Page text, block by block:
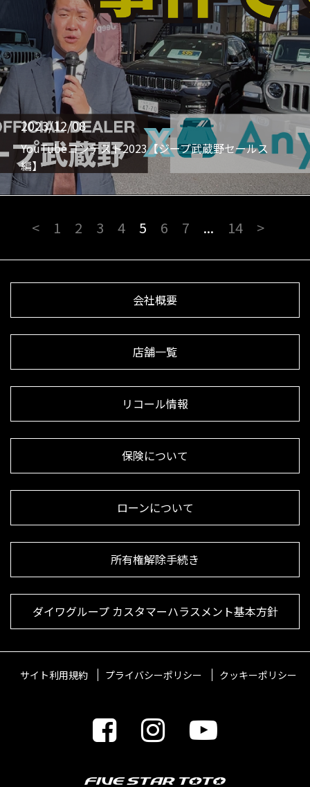
2023/12/08
YouTubeコンテスト2023【ジープ武蔵野セールス
編】
< 1 2 3 4 5 6 7 ... 14 >
会社概要
店舗一覧
リコール情報
保険について
ローンについて
所有権解除手続き
ダイワグループ カスタマーハラスメント基本方針
サイト利用規約 プライバシーポリシー クッキーポリシー